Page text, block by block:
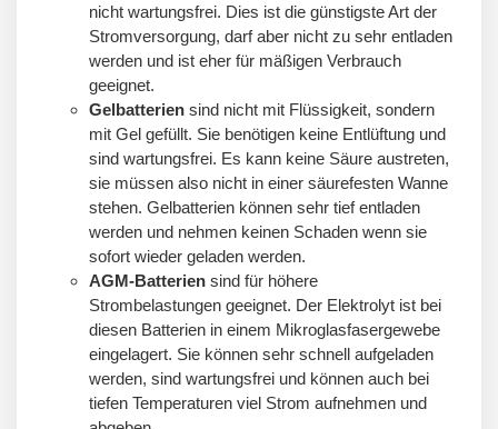
nicht wartungsfrei. Dies ist die günstigste Art der
Stromversorgung, darf aber nicht zu sehr entladen
werden und ist eher für mäßigen Verbrauch
geeignet.
Gelbatterien sind nicht mit Flüssigkeit, sondern
mit Gel gefüllt. Sie benötigen keine Entlüftung und
sind wartungsfrei. Es kann keine Säure austreten,
sie müssen also nicht in einer säurefesten Wanne
stehen. Gelbatterien können sehr tief entladen
werden und nehmen keinen Schaden wenn sie
sofort wieder geladen werden.
AGM-Batterien sind für höhere
Strombelastungen geeignet. Der Elektrolyt ist bei
diesen Batterien in einem Mikroglasfasergewebe
eingelagert. Sie können sehr schnell aufgeladen
werden, sind wartungsfrei und können auch bei
tiefen Temperaturen viel Strom aufnehmen und